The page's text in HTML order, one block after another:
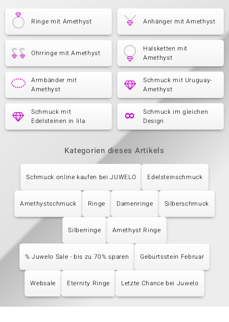
Ringe mit Amethyst Anhänger mit Amethyst
Ohrringe mit Amethyst
Halsketten mit
Amethyst
Armbänder mit
Amethyst
Schmuck mit Uruguay-
Amethyst
Schmuck mit
Edelsteinen in lila
Schmuck im gleichen
Design
Kategorien dieses Artikels
Schmuck online kaufen bei JUWELO Edelsteinschmuck
Amethystschmuck Ringe Damenringe Silberschmuck
Silberringe Amethyst Ringe
% Juwelo Sale - bis zu 70% sparen Geburtsstein Februar
Websale Eternity Ringe Letzte Chance bei Juwelo